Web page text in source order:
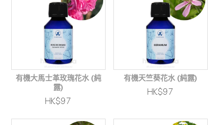
有機大馬士革玫瑰花水 (純
露)
HK$97
有機天竺葵花水 (純露)
HK$97